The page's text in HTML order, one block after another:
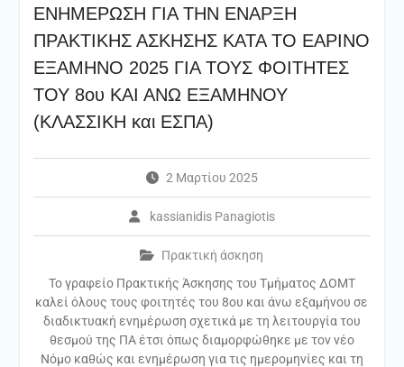
ΕΝΗΜΕΡΩΣΗ ΓΙΑ ΤΗΝ ΕΝΑΡΞΗ
ΠΡΑΚΤΙΚΗΣ ΑΣΚΗΣΗΣ ΚΑΤΑ ΤΟ ΕΑΡΙΝΟ
ΕΞΑΜΗΝΟ 2025 ΓΙΑ ΤΟΥΣ ΦΟΙΤΗΤΕΣ
ΤΟΥ 8ου ΚΑΙ ΑΝΩ ΕΞΑΜΗΝΟΥ
(ΚΛΑΣΣΙΚΗ και ΕΣΠΑ)
2 Μαρτίου 2025
kassianidis Panagiotis
Πρακτική άσκηση
Το γραφείο Πρακτικής Άσκησης του Τμήματος ΔΟΜΤ
καλεί όλους τους φοιτητές του 8ου και άνω εξαμήνου σε
διαδικτυακή ενημέρωση σχετικά με τη λειτουργία του
θεσμού της ΠΑ έτσι όπως διαμορφώθηκε με τον νέο
Νόμο καθώς και ενημέρωση για τις ημερομηνίες και τη